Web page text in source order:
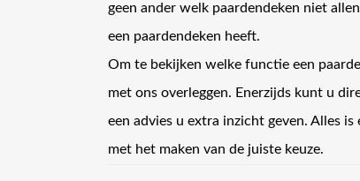
geen ander welk paardendeken niet
een paardendeken heeft.
Om te bekijken welke functie een
met ons overleggen. Enerzijds kunt u
een advies u extra inzicht geven. Alles
met het maken van de juiste keuze.